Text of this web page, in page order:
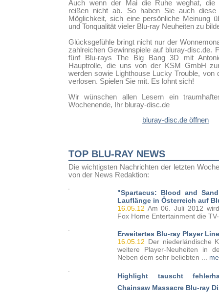
Auch wenn der Mai die Ruhe weghat, die
reißen nicht ab. So haben Sie auch diese
Möglichkeit, sich eine persönliche Meinung
und Tonqualität vieler Blu-ray Neuheiten zu
Glücksgefühle bringt nicht nur der
zahlreichen Gewinnspiele auf bluray-disc.de.
fünf Blu-rays The Big Bang 3D mit
Hauptrolle, die uns von der KSM GmbH
werden sowie Lighthouse Lucky Trouble, von
verlosen. Spielen Sie mit. Es lohnt sich!
Wir wünschen allen Lesern ein
Wochenende, Ihr bluray-disc.de
bluray-disc.de öffnen
TOP BLU-RAY NEWS
Die wichtigsten Nachrichten der letzten
von der News Redaktion:
"Spartacus: Blood and
Lauflänge in Österreich auf
16.05.12 Am 06. Juli 2012
Fox Home Entertainment die
Erweitertes Blu-ray Player
16.05.12 Der niederländische
weitere Player-Neuheiten in
Neben dem sehr beliebten ...
Highlight tauscht
Chainsaw Massacre Blu-ray